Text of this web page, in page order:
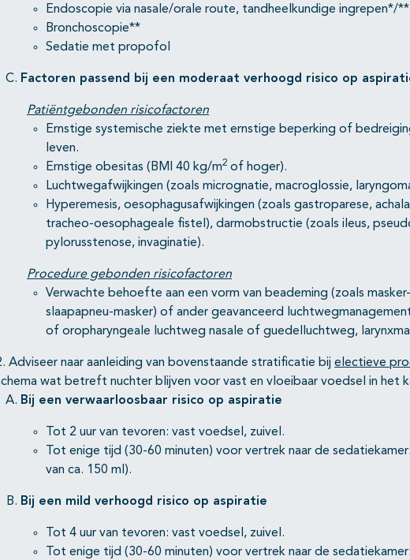
Endoscopie via nasale/orale route, tandheelkundige ingrepen*/**
Bronchoscopie**
Sedatie met propofol
Factoren passend bij een moderaat verhoogd risico op
Patiëntgebonden risicofactoren
Ernstige systemische ziekte met ernstige beperking of
leven.
Ernstige obesitas (BMI 40 kg/m2 of hoger).
Luchtwegafwijkingen (zoals micrognatie, macroglossie,
Hyperemesis, oesophagusafwijkingen (zoals gastroparese,
tracheo-oesophageale fistel), darmobstructie (zoals ileus,
pylorusstenose, invaginatie).
Procedure gebonden risicofactoren
Verwachte behoefte aan een vorm van beademing (zoals
slaapapneu-masker) of ander geavanceerd
of oropharyngeale luchtweg nasale of guedelluchtweg,
Adviseer naar aanleiding van bovenstaande stratificatie bij electieve
wat betreft nuchter blijven voor vast en vloeibaar voedsel in het
Bij een verwaarloosbaar risico op aspiratie
Tot 2 uur van tevoren: vast voedsel, zuivel.
Tot enige tijd (30-60 minuten) voor vertrek naar de
van ca. 150 ml).
Bij een mild verhoogd risico op aspiratie
Tot 4 uur van tevoren: vast voedsel, zuivel.
Tot enige tijd (30-60 minuten) voor vertrek naar de